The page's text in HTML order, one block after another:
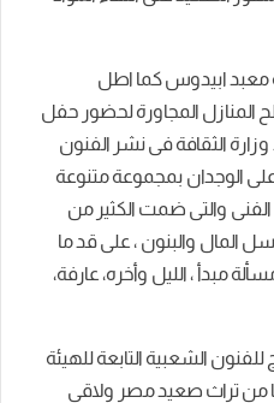
معبد ابيدوس كما اطل
المنازل المجاورة لحضور حفل
الثقافة فى نشر الفنون
الوجدان بمجموعة متنوعة
والتى ضمت الكثير من
المال والبنون ، على قد ما
مبدأ ، الليل وأخره، عارفة،
الشعبية التابعة للهيئة
من تراث صعيد مصر ولاقى